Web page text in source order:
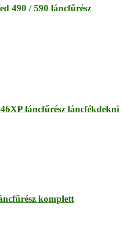
490 / 590 láncfűrész
láncfűrész láncfékdekni
komplett